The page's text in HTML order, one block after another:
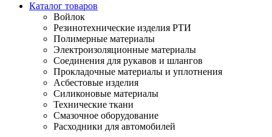
Каталог товаров
Войлок
Резинотехнические изделия РТИ
Полимерные материалы
Электроизоляционные материалы
Соединения для рукавов и шлангов
Прокладочные материалы и уплотнения
Асбестовые изделия
Силиконовые материалы
Технические ткани
Смазочное оборудование
Расходники для автомобилей